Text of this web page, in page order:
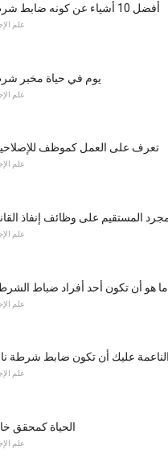
أفضل 10 أشياء عن كونه ضابط شرطة
علم
يوم في حياة مخبر
علم
تعرف على العمل كموظف
علم
المستقيم على وظائف إنفاذ
علم
ما هو أن تكون أحد أفراد ضباط
علم
الناعمة عليك أن تكون ضابط شرطة
علم
الحياة كمحقق
علم